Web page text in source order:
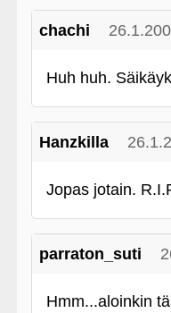
chachi
Huh huh.
Hanzkilla
Jopas jotain.
parraton_suti
Hmm...aloinkin